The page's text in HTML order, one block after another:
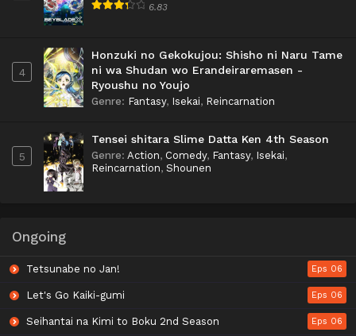
6.83
4
Honzuki no Gekokujou: Shisho ni Naru Tame
ni wa Shudan wo Erandeiraremasen -
Ryoushu no Youjo
Genre: Fantasy, Isekai, Reincarnation
5
Tensei shitara Slime Datta Ken 4th Season
Genre: Action, Comedy, Fantasy, Isekai,
Reincarnation, Shounen
Ongoing
Tetsunabe no Jan! Eps 06
Let's Go Kaiki-gumi Eps 06
Seihantai na Kimi to Boku 2nd Season Eps 06